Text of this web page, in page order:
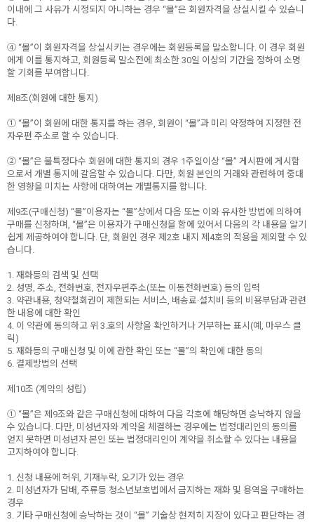
이내에 그 사유가 시정되지 아니하는 경우 “몰”은 회원자격을 상실시킬 수 있습니
다.
④ “몰”이 회원자격을 상실시키는 경우에는 회원등록을 말소합니다. 이 경우 회원
에게 이를 통지하고, 회원등록 말소전에 최소한 30일 이상의 기간을 정하여 소명
할 기회를 부여합니다.
제8조(회원에 대한 통지)
① “몰”이 회원에 대한 통지를 하는 경우, 회원이 “몰”과 미리 약정하여 지정한 전
자우편 주소로 할 수 있습니다.
② “몰”은 불특정다수 회원에 대한 통지의 경우 1주일이상 “몰” 게시판에 게시함
으로서 개별 통지에 갈음할 수 있습니다. 다만, 회원 본인의 거래와 관련하여 중대
한 영향을 미치는 사항에 대하여는 개별통지를 합니다.
제9조(구매신청) “몰”이용자는 “몰”상에서 다음 또는 이와 유사한 방법에 의하여
구매를 신청하며, “몰”은 이용자가 구매신청을 함에 있어서 다음의 각 내용을 알기
쉽게 제공하여야 합니다. 단, 회원인 경우 제2호 내지 제4호의 적용을 제외할 수 있
습니다.
1. 재화등의 검색 및 선택
2. 성명, 주소, 전화번호, 전자우편주소(또는 이동전화번호) 등의 입력
3. 약관내용, 청약철회권이 제한되는 서비스, 배송료·설치비 등의 비용부담과 관련
한 내용에 대한 확인
4. 이 약관에 동의하고 위 3.호의 사항을 확인하거나 거부하는 표시(예, 마우스 클
릭)
5. 재화등의 구매신청 및 이에 관한 확인 또는 “몰”의 확인에 대한 동의
6. 결제방법의 선택
제10조 (계약의 성립)
① “몰”은 제9조와 같은 구매신청에 대하여 다음 각호에 해당하면 승낙하지 않을
수 있습니다. 다만, 미성년자와 계약을 체결하는 경우에는 법정대리인의 동의를
얻지 못하면 미성년자 본인 또는 법정대리인이 계약을 취소할 수 있다는 내용을
고지하여야 합니다.
1. 신청 내용에 허위, 기재누락, 오기가 있는 경우
2. 미성년자가 담배, 주류등 청소년보호법에서 금지하는 재화 및 용역을 구매하는
경우
3. 기타 구매신청에 승낙하는 것이 “몰” 기술상 현저히 지장이 있다고 판단하는 경